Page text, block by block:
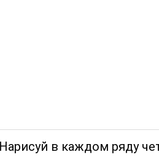
в каждом ряду